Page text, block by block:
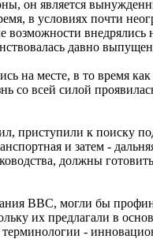
он является
в условиях почти
внедрялись
давно
на месте, в то время
всей силой
приступили к поиску
и затем -
должны
ВВС, могли бы
их предлагали в
-